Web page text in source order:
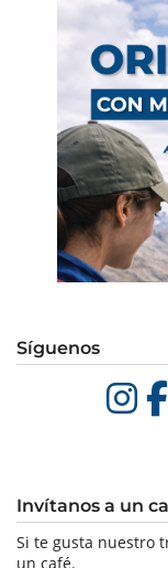
Síguenos
Invítanos a un
Si te gusta nuestro
un café.